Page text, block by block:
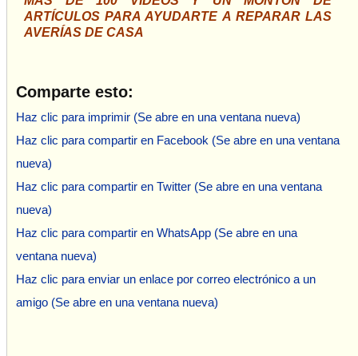
ARTÍCULOS PARA AYUDARTE A REPARAR LAS
AVERÍAS DE CASA
Comparte esto:
Haz clic para imprimir (Se abre en una ventana nueva)
Haz clic para compartir en Facebook (Se abre en una ventana
nueva)
Haz clic para compartir en Twitter (Se abre en una ventana
nueva)
Haz clic para compartir en WhatsApp (Se abre en una
ventana nueva)
Haz clic para enviar un enlace por correo electrónico a un
amigo (Se abre en una ventana nueva)